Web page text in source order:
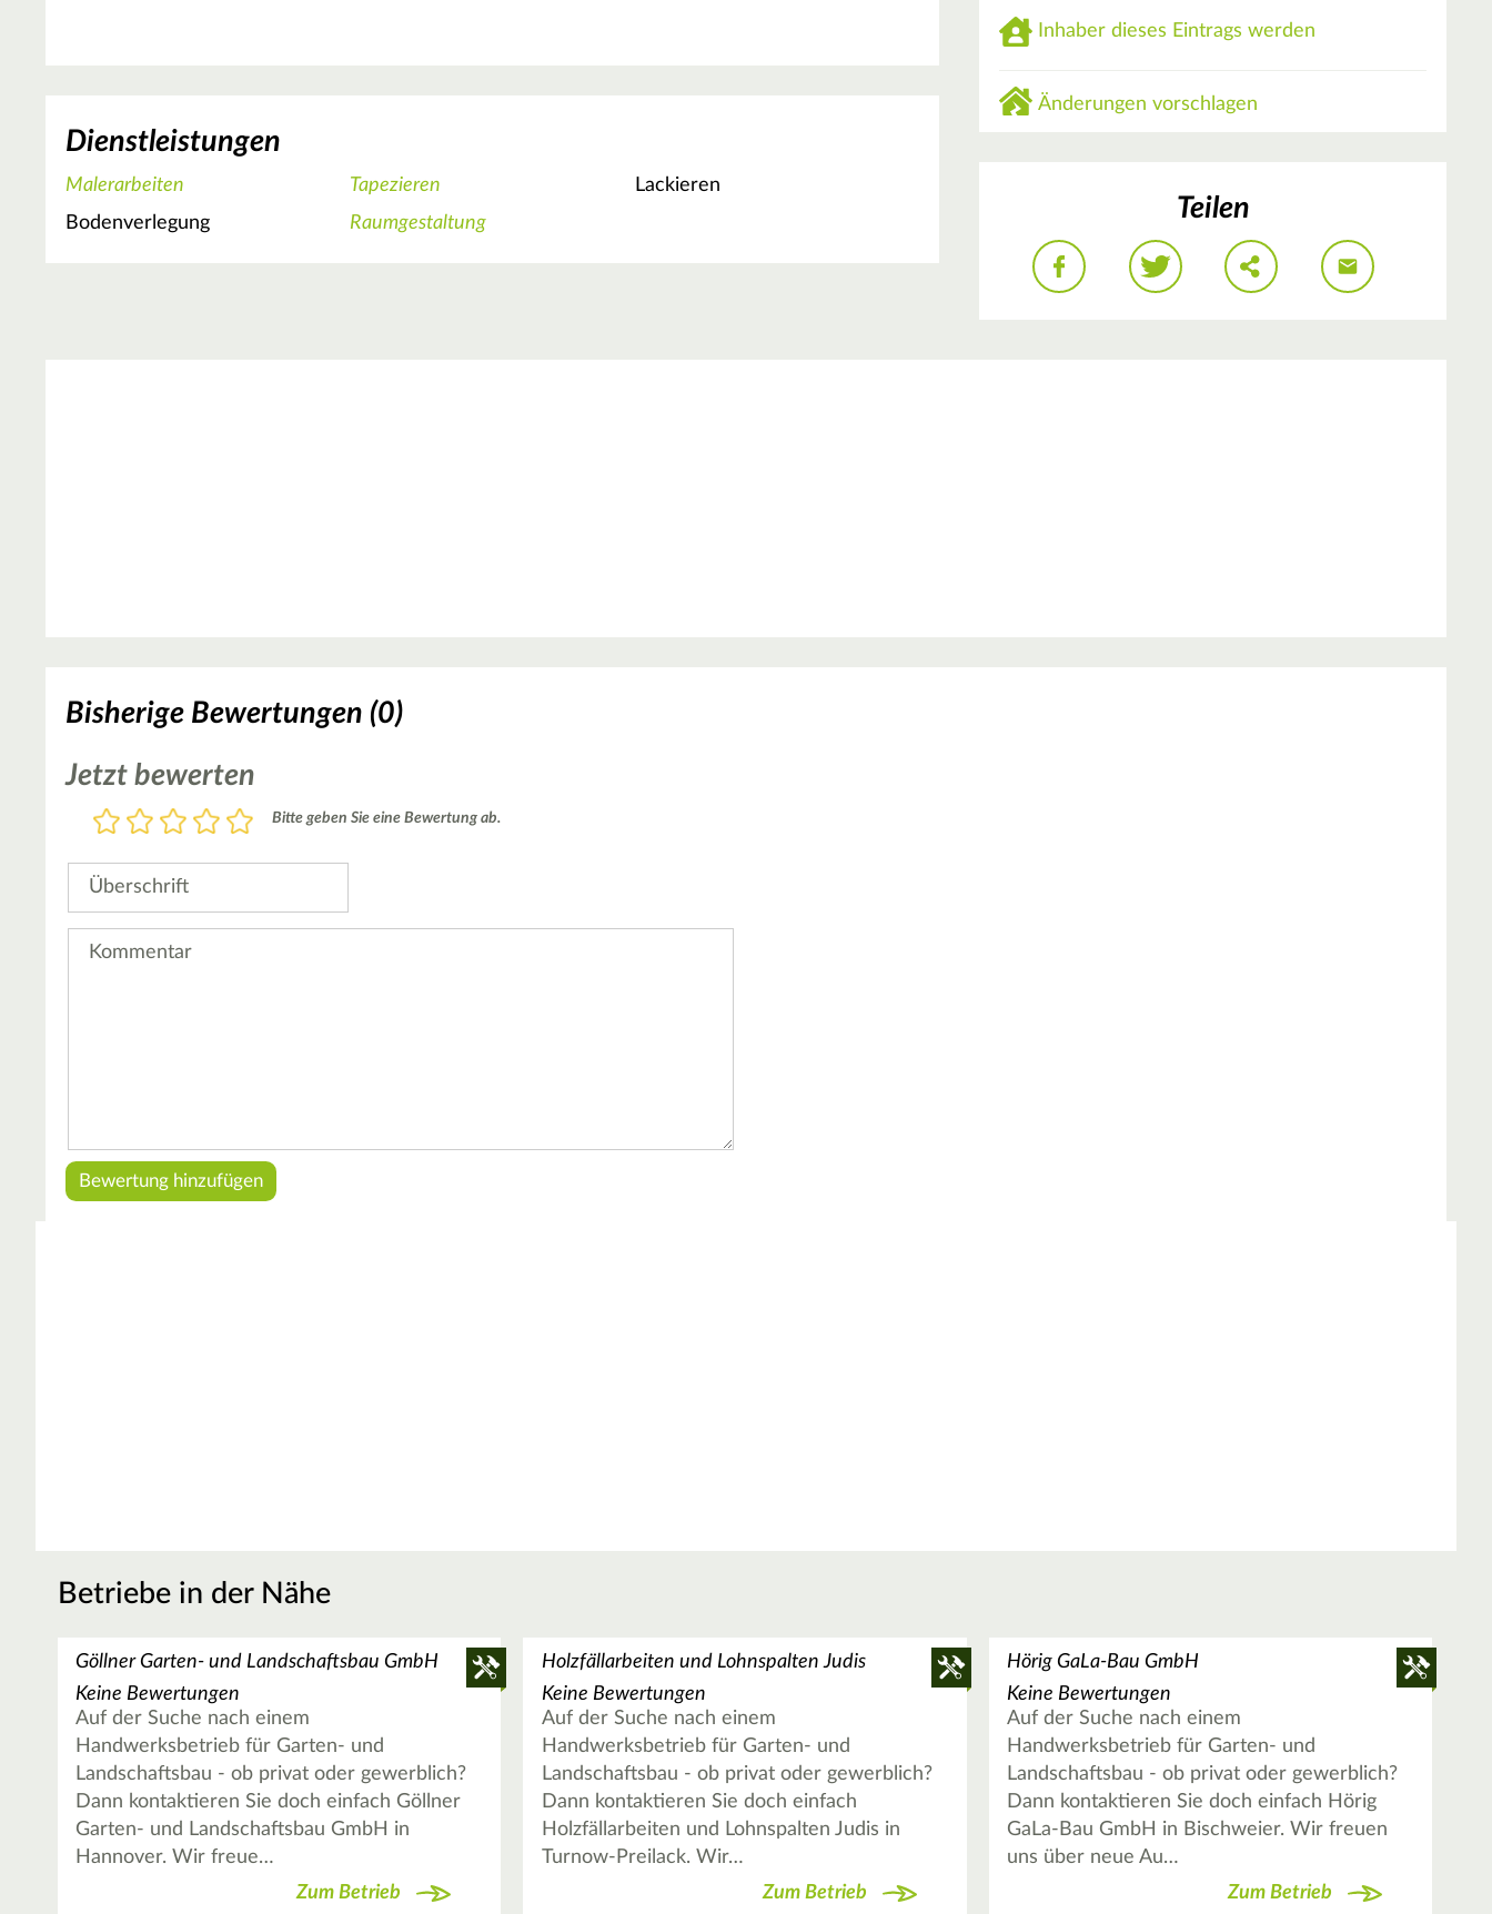
Dienstleistungen
Malerarbeiten Tapezieren
Lackieren
Bodenverlegung
Raumgestaltung
Inhaber dieses Eintrags werden
Änderungen vorschlagen
Teilen
Bisherige Bewertungen (0)
Jetzt bewerten
Bewertung
5
4
3
2
1
Bitte geben Sie eine Bewertung ab.
Überschrift
Betriebe in der Nähe
Göllner Garten- und Landschaftsbau GmbH
Keine Bewertungen
Auf der Suche nach einem
Handwerksbetrieb für Garten- und
Landschaftsbau - ob privat oder gewerblich?
Dann kontaktieren Sie doch einfach Göllner
Garten- und Landschaftsbau GmbH in
Hannover. Wir freue…
Zum Betrieb
Holzfällarbeiten und Lohnspalten Judis
Keine Bewertungen
Auf der Suche nach einem
Handwerksbetrieb für Garten- und
Landschaftsbau - ob privat oder gewerblich?
Dann kontaktieren Sie doch einfach
Holzfällarbeiten und Lohnspalten Judis in
Turnow-Preilack. Wir…
Zum Betrieb
Hörig GaLa-Bau GmbH
Keine Bewertungen
Auf der Suche nach einem
Handwerksbetrieb für Garten- und
Landschaftsbau - ob privat oder gewerblich?
Dann kontaktieren Sie doch einfach Hörig
GaLa-Bau GmbH in Bischweier. Wir freuen
uns über neue Au…
Zum Betrieb